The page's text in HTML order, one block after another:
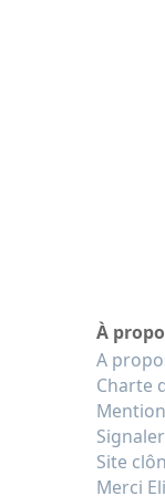
À
A
Charte
Site
Merci